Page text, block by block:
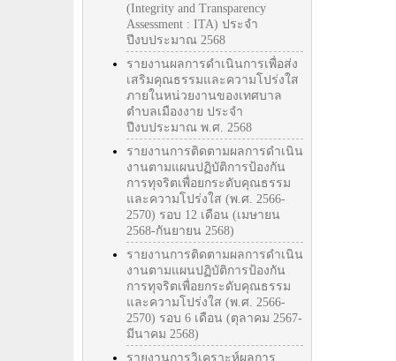
(Integrity and Transparency
Assessment : ITA) ประจำ
ปีงบประมาณ 2568
รายงานผลการดำเนินการเพื่อส่ง
เสริมคุณธรรมและความโปร่งใส
ภายในหน่วยงานของเทศบาล
ตำบลเมืองงาย ประจำ
ปีงบประมาณ พ.ศ. 2568
รายงานการติดตามผลการดำเนิน
งานตามแผนปฏิบัติการป้องกัน
การทุจริตเพื่อยกระดับคุณธรรม
และความโปร่งใส (พ.ศ. 2566-
2570) รอบ 12 เดือน (เมษายน
2568-กันยายน 2568)
รายงานการติดตามผลการดำเนิน
งานตามแผนปฏิบัติการป้องกัน
การทุจริตเพื่อยกระดับคุณธรรม
และความโปร่งใส (พ.ศ. 2566-
2570) รอบ 6 เดือน (ตุลาคม 2567-
มีนาคม 2568)
รายงานการวิเคราะห์ผลการ